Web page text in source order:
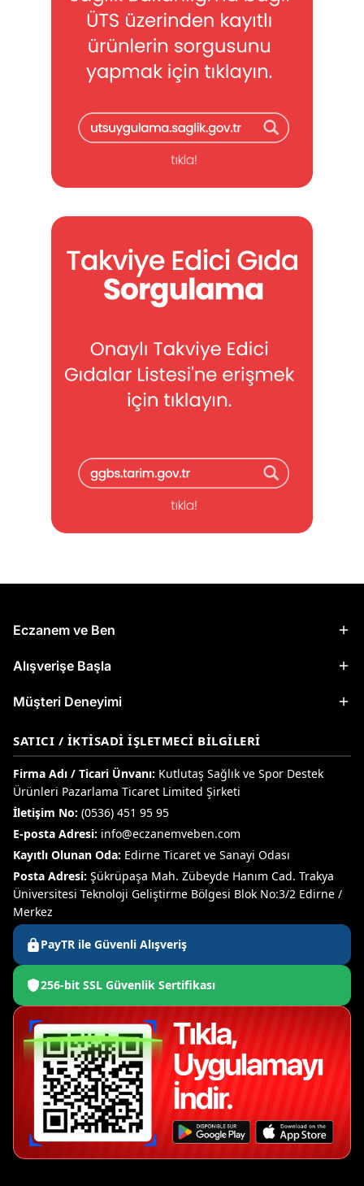
Eczanem ve Ben
Alışverişe Başla
Müşteri Deneyimi
SATICI / İKTISADI İŞLETMECI BILGILERI
Firma Adı / Ticari Ünvanı: Kutlutaş Sağlık ve Spor Destek
Ürünleri Pazarlama Ticaret Limited Şirketi
İletişim No: (0536) 451 95 95
E-posta Adresi: info@eczanemveben.com
Kayıtlı Olunan Oda: Edirne Ticaret ve Sanayi Odası
Posta Adresi: Şükrüpaşa Mah. Zübeyde Hanım Cad. Trakya
Üniversitesi Teknoloji Geliştirme Bölgesi Blok No:3/2 Edirne /
Merkez
PayTR ile Güvenli Alışveriş
256-bit SSL Güvenlik Sertifikası